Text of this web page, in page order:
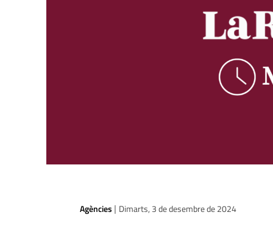
Agències | Dimarts, 3 de desembre de 2024